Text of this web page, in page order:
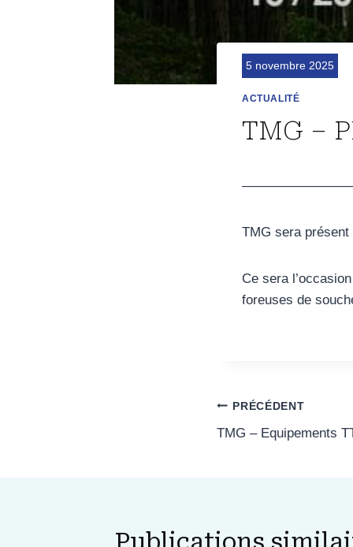
ACTUALITÉ
TMG –
5 novembre 2025
TMG sera
Ce sera
foreuses de
Navigation
de
PRÉCÉDENT
TMG – Equipements